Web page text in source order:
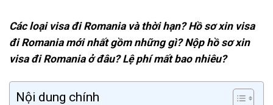
Các loại visa đi Romania và thời hạn? Hồ sơ xin visa
đi Romania mới nhất gồm những gì? Nộp hồ sơ xin
visa đi Romania ở đâu? Lệ phí mất bao nhiêu?
Nội dung chính